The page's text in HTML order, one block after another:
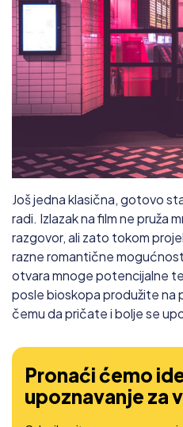
Još jedna klasična, gotovo
radi. Izlazak na film ne pruža
razgovor, ali zato tokom
razne romantične
otvara mnoge potencijalne
posle bioskopa produžite na
čemu da pričate i bolje se
Pronaći ćemo
upoznavanje za